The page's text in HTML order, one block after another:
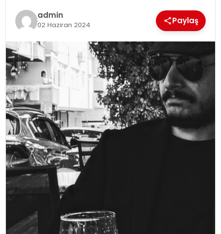
TEKNOLOJIadmin
02 Haziran 2024 Paylaş